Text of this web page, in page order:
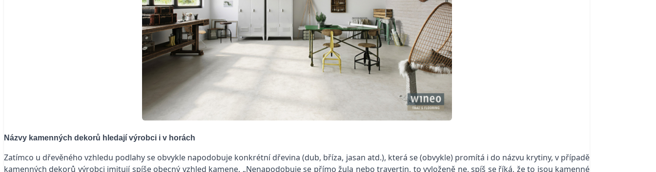
Názvy kamenných dekorů hledají výrobci i v horách
Zatímco u dřevěného vzhledu podlahy se obvykle napodobuje konkrétní dřevina (dub, bříza, jasan atd.), která se (obvykle) promítá i do názvu krytiny, v případě
kamenných dekorů výrobci imitují spíše obecný vzhled kamene. „Nenapodobuje se přímo žula nebo travertin, to vyloženě ne, spíš se říká, že to jsou kamenné